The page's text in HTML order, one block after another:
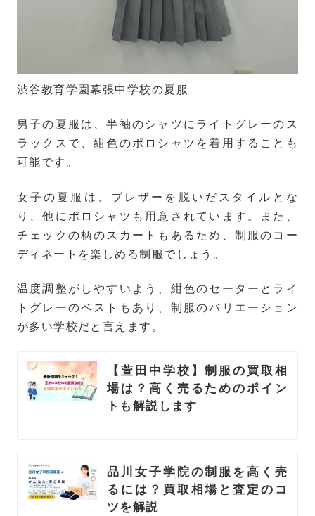
渋谷教育学園幕張中学校の夏服
男子の夏服は、半袖のシャツにライトグレーのス
ラックスで、紺色のポロシャツを着用することも
可能です。
女子の夏服は、ブレザーを脱いだスタイルとな
り、他にポロシャツも用意されています。また、
チェックの柄のスカートもあるため、制服のコー
ディネートを楽しめる制服でしょう。
温度調整がしやすいよう、紺色のセーターとライ
トグレーのベストもあり、制服のバリエーション
が多い学校だと言えます。
【萱田中学校】制服の買取相
場は？高く売るためのポイン
トも解説します
品川女子学院の制服を高く売
るには？買取相場と査定のコ
ツを解説